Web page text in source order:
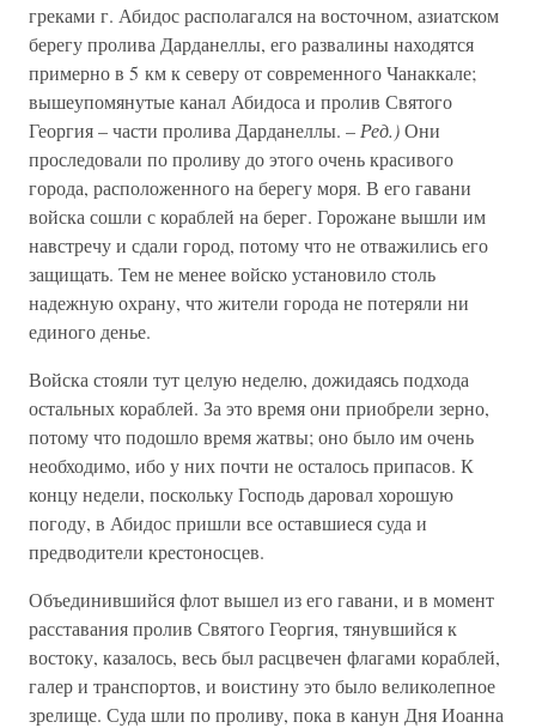
греками г. Абидос располагался на восточном, азиатском
берегу пролива Дарданеллы, его развалины находятся
примерно в 5 км к северу от современного Чанаккале;
вышеупомянутые канал Абидоса и пролив Святого
Георгия – части пролива Дарданеллы. – Ред.)Они
проследовали по проливу до этого очень красивого
города, расположенного на берегу моря. В его гавани
войска сошли с кораблей на берег. Горожане вышли им
навстречу и сдали город, потому что не отважились его
защищать. Тем не менее войско установило столь
надежную охрану, что жители города не потеряли ни
единого денье.
Войска стояли тут целую неделю, дожидаясь подхода
остальных кораблей. За это время они приобрели зерно,
потому что подошло время жатвы; оно было им очень
необходимо, ибо у них почти не осталось припасов. К
концу недели, поскольку Господь даровал хорошую
погоду, в Абидос пришли все оставшиеся суда и
предводители крестоносцев.
Объединившийся флот вышел из его гавани, и в момент
расставания пролив Святого Георгия, тянувшийся к
востоку, казалось, весь был расцвечен флагами кораблей,
галер и транспортов, и воистину это было великолепное
зрелище. Суда шли по проливу, пока в канун Дня Иоанна